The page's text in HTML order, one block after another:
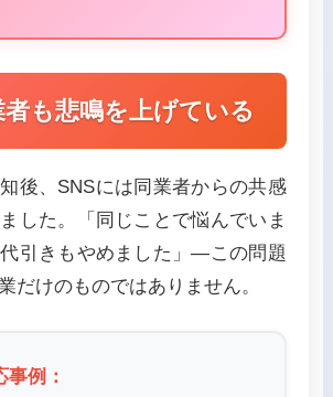
も悲鳴を上げている
後、SNSには同業者からの共感
した。「同じことで悩んでいま
引きもやめました」—この問題
だけのものではありません。
事例：